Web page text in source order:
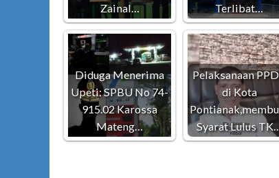
Zainal…
Terlibat…
Diduga Menerima
Upeti: SPBU No 74-
915.02 Karossa
Mateng…
Pelaksanaan
di Kota
Syarat Lulus